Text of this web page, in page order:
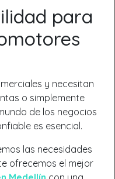
para
y necesitan
o simplemente
de los negocios
es esencial.
las necesidades
ofrecemos el mejor